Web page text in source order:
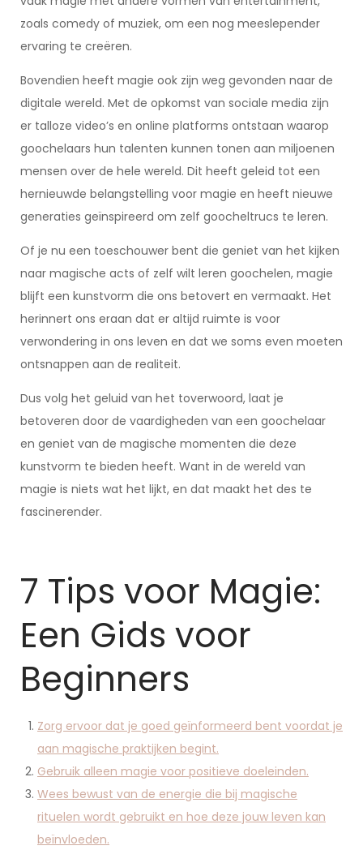
zoals comedy of muziek, om een nog meeslepender
ervaring te creëren.
Bovendien heeft magie ook zijn weg gevonden naar de
digitale wereld. Met de opkomst van sociale media zijn
er talloze video’s en online platforms ontstaan waarop
goochelaars hun talenten kunnen tonen aan miljoenen
mensen over de hele wereld. Dit heeft geleid tot een
hernieuwde belangstelling voor magie en heeft nieuwe
generaties geïnspireerd om zelf goocheltrucs te leren.
Of je nu een toeschouwer bent die geniet van het kijken
naar magische acts of zelf wilt leren goochelen, magie
blijft een kunstvorm die ons betovert en vermaakt. Het
herinnert ons eraan dat er altijd ruimte is voor
verwondering in ons leven en dat we soms even moeten
ontsnappen aan de realiteit.
Dus volg het geluid van het toverwoord, laat je
betoveren door de vaardigheden van een goochelaar
en geniet van de magische momenten die deze
kunstvorm te bieden heeft. Want in de wereld van
magie is niets wat het lijkt, en dat maakt het des te
fascinerender.
7 Tips voor Magie:
Een Gids voor
Beginners
Zorg ervoor dat je goed geïnformeerd bent voordat je
aan magische praktijken begint.
Gebruik alleen magie voor positieve doeleinden.
Wees bewust van de energie die bij magische
rituelen wordt gebruikt en hoe deze jouw leven kan
beïnvloeden.